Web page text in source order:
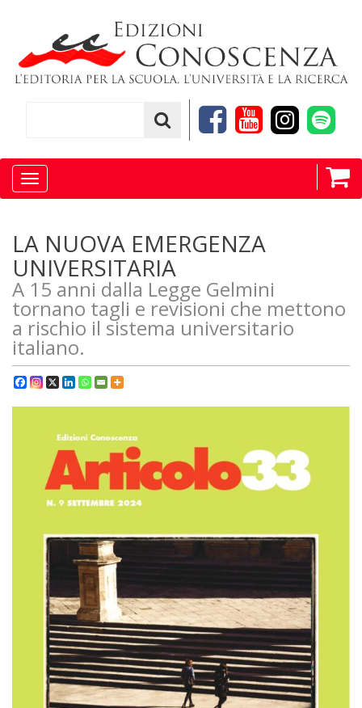
Toggle
navigation
LA NUOVA EMERGENZA
UNIVERSITARIA
A 15 anni dalla Legge Gelmini
tornano tagli e revisioni che mettono
a rischio il sistema universitario
italiano.